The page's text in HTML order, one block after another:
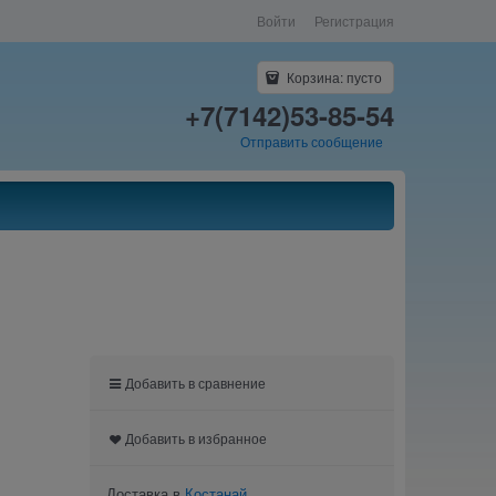
Войти Регистрация
Корзина: пусто
+7(7142)53-85-54
Отправить сообщение
Добавить в сравнение
Добавить в избранное